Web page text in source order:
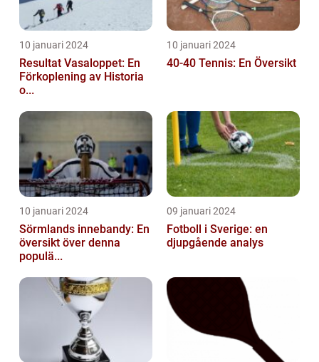
10 januari 2024
Resultat Vasaloppet: En
Förkoplening av Historia
o...
10 januari 2024
40-40 Tennis: En Översikt
10 januari 2024
Sörmlands innebandy: En
översikt över denna
populä...
09 januari 2024
Fotboll i Sverige: en
djupgående analys